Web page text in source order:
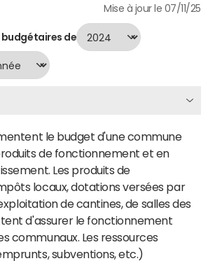
Mise à jour le 07/11/25
budgétaires de
le budget d'une commune
de fonctionnement et en
Les produits de
locaux, dotations versées par
de cantines, de salles des
d'assurer le fonctionnement
communaux. Les ressources
subventions, etc.)